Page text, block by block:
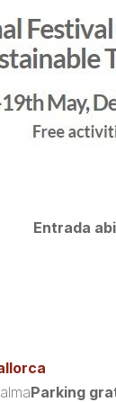
Entrada
Parking